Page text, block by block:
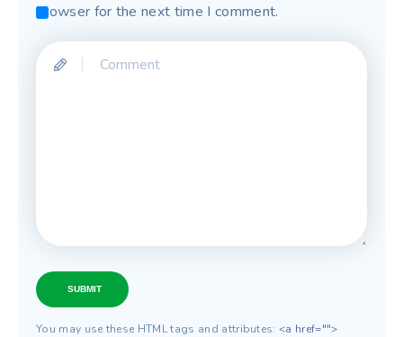
browser for the next time I comment.
SUBMIT
You may use these HTML tags and attributes:<a href="">